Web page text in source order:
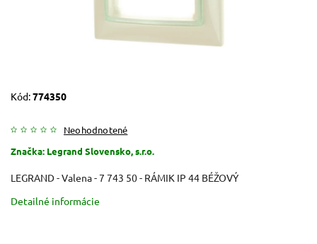
Kód:774350
Neohodnotené
Značka: Legrand Slovensko, s.r.o.
LEGRAND - Valena - 7 743 50 - RÁMIK IP 44 BÉŽOVÝ
Detailné informácie